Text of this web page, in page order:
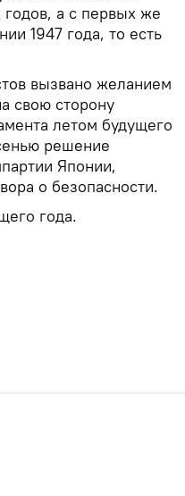
а с первых же
1947 года, то есть
вызвано желанием
свою сторону
летом будущего
решение
Японии,
о безопасности.
года.